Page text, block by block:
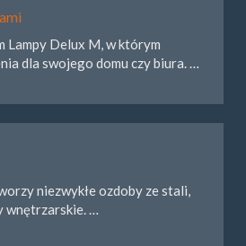
Lampy Delux M, w którym
dla swojego domu czy biura. …
niezwykłe ozdoby ze stali,
wnętrzarskie. …